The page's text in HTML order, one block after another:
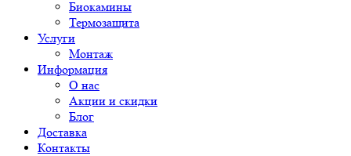
Биокамины
Термозащита
Услуги
Монтаж
Информация
О нас
Акции и скидки
Блог
Доставка
Контакты